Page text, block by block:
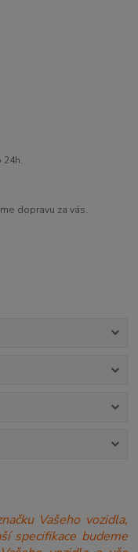
dopravu za vás.
Vašeho vozidla,
specifikace budeme